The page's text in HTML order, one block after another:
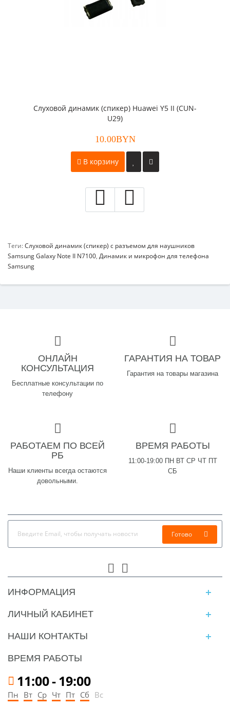
Слуховой динамик (спикер) Huawei Y5 II (CUN-
U29)
10.00BYN
В корзину
Теги:Слуховой динамик (спикер) с разъемом для наушников
Samsung Galaxy Note II N7100, Динамик и микрофон для телефона
Samsung
ОНЛАЙН
КОНСУЛЬТАЦИЯ
Бесплатные консультации по
телефону
ГАРАНТИЯ НА ТОВАР
Гарантия на товары магазина
РАБОТАЕМ ПО ВСЕЙ
РБ
Наши клиенты всегда остаются
довольными.
ВРЕМЯ РАБОТЫ
11:00-19:00 ПН ВТ СР ЧТ ПТ
СБ
Готово
ИНФОРМАЦИЯ
ЛИЧНЫЙ КАБИНЕТ
НАШИ КОНТАКТЫ
ВРЕМЯ РАБОТЫ
11:00-19:00
Пн Вт Ср Чт Пт Сб Вс